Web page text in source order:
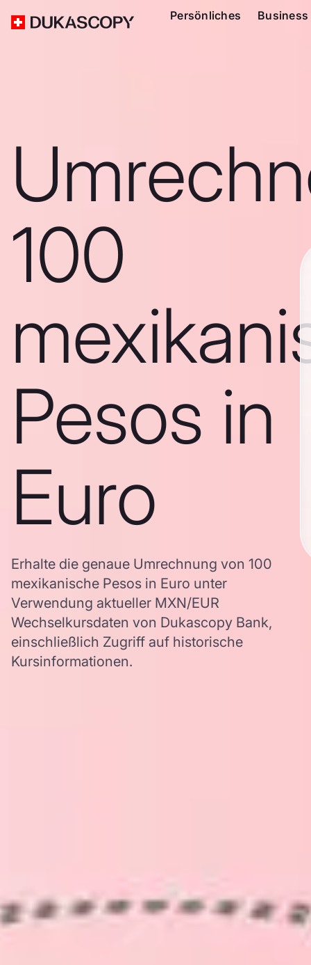
Persönliches Business
100
Pesos in
Euro
Erhalte die genaue Umrechnung von 100
mexikanische Pesos in Euro unter
Verwendung aktueller MXN/EUR
Wechselkursdaten von Dukascopy Bank,
einschließlich Zugriff auf historische
Kursinformationen.